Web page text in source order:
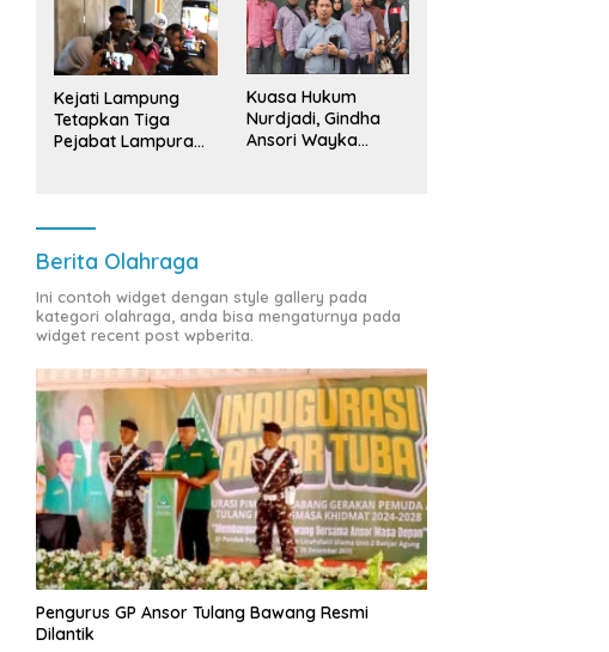
Kejati Lampung
Tetapkan Tiga
Pejabat Lampura
Kuasa Hukum
Nurdjadi, Gindha
Ansori Wayka
Berita Olahraga
Ini contoh widget dengan style gallery pada
kategori olahraga, anda bisa mengaturnya pada
widget recent post wpberita.
Pengurus GP Ansor Tulang Bawang Resmi
Dilantik